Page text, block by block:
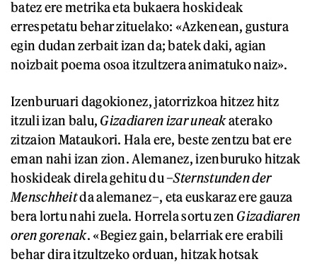
batez ere metrika eta bukaera hoskideak
errespetatu behar zituelako: «Azkenean, gustura
egin dudan zerbait izan da; batek daki, agian
noizbait poema osoa itzultzera animatuko naiz».
Izenburuari dagokionez, jatorrizkoa hitzez hitz
itzuli izan balu, Gizadiaren izar uneakaterako
zitzaion Mataukori. Hala ere, beste zentzu bat ere
eman nahi izan zion. Alemanez, izenburuko hitzak
hoskideak direla gehitu du –Sternstunden der
Menschheitda alemanez–, eta euskaraz ere gauza
bera lortu nahi zuela. Horrela sortu zen Gizadiaren
oren gorenak. «Begiez gain, belarriak ere erabili
behar dira itzultzeko orduan, hitzak hotsak